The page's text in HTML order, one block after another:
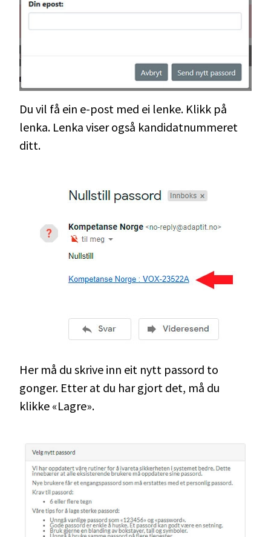
Du vil få ein e-post med ei lenke. Klikk på
lenka. Lenka viser også kandidatnummeret
ditt.
Her må du skrive inn eit nytt passord to
gonger. Etter at du har gjort det, må du
klikke «Lagre».